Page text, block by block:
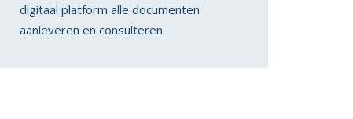
digitaal platform alle documenten
aanleveren en consulteren.